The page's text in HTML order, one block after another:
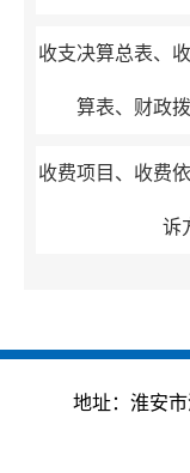
收支决算总表、
算表、财政
收费项目、收费
诉
地址：淮安市